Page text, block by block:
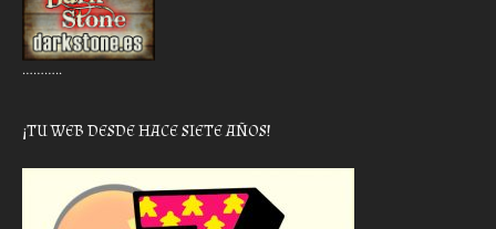
………..
¡TU WEB DESDE HACE SIETE AÑOS!